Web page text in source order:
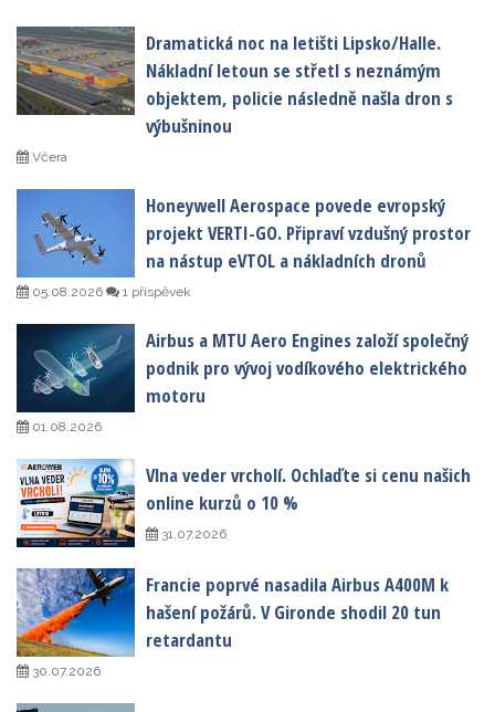
Dramatická noc na letišti Lipsko/Halle.
Nákladní letoun se střetl s neznámým
objektem, policie následně našla dron s
výbušninou
Včera
Honeywell Aerospace povede evropský
projekt VERTI-GO. Připraví vzdušný prostor
na nástup eVTOL a nákladních dronů
05.08.2026 1 příspěvek
Airbus a MTU Aero Engines založí společný
podnik pro vývoj vodíkového elektrického
motoru
01.08.2026
Vlna veder vrcholí. Ochlaďte si cenu našich
online kurzů o 10 %
31.07.2026
Francie poprvé nasadila Airbus A400M k
hašení požárů. V Gironde shodil 20 tun
retardantu
30.07.2026